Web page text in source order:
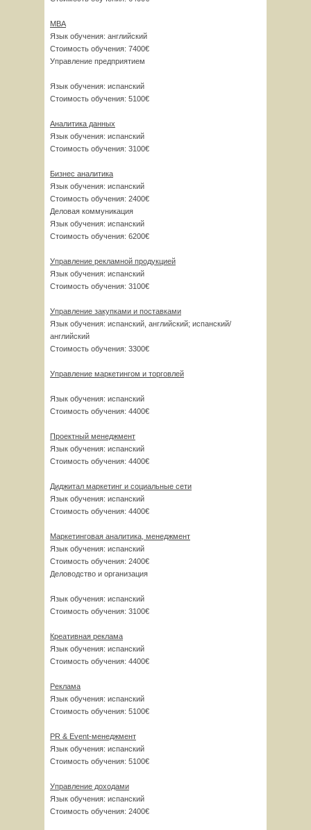
MBA
Язык обучения: английский
Стоимость обучения: 7400€
Управление предприятием
Язык обучения: испанский
Стоимость обучения: 5100€
Аналитика данных
Язык обучения: испанский
Стоимость обучения: 3100€
Бизнес аналитика
Язык обучения: испанский
Стоимость обучения: 2400€
Деловая коммуникация
Язык обучения: испанский
Стоимость обучения: 6200€
Управление рекламной продукцией
Язык обучения: испанский
Стоимость обучения: 3100€
Управление закупками и поставками
Язык обучения: испанский, английский; испанский/
английский
Стоимость обучения: 3300€
Управление маркетингом и торговлей
Язык обучения: испанский
Стоимость обучения: 4400€
Проектный менеджмент
Язык обучения: испанский
Стоимость обучения: 4400€
Диджитал маркетинг и социальные сети
Язык обучения: испанский
Стоимость обучения: 4400€
Маркетинговая аналитика, менеджмент
Язык обучения: испанский
Стоимость обучения: 2400€
Деловодство и организация
Язык обучения: испанский
Стоимость обучения: 3100€
Креативная реклама
Язык обучения: испанский
Стоимость обучения: 4400€
Реклама
Язык обучения: испанский
Стоимость обучения: 5100€
PR & Event-менеджмент
Язык обучения: испанский
Стоимость обучения: 5100€
Управление доходами
Язык обучения: испанский
Стоимость обучения: 2400€